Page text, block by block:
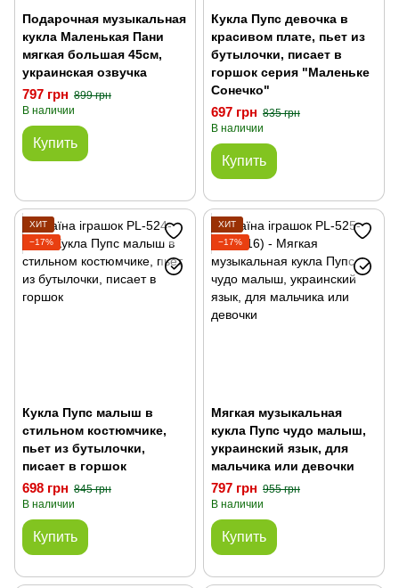
Подарочная музыкальная
кукла Маленькая Пани
мягкая большая 45см,
украинская озвучка
797 грн 899 грн
В наличии
Купить
Кукла Пупс девочка в
красивом плате, пьет из
бутылочки, писает в
горшок серия "Маленьке
Сонечко"
697 грн 835 грн
В наличии
Купить
ХИТ
−17%
Кукла Пупс малыш в
стильном костюмчике,
пьет из бутылочки,
писает в горшок
698 грн 845 грн
В наличии
Купить
ХИТ
−17%
Мягкая музыкальная
кукла Пупс чудо малыш,
украинский язык, для
мальчика или девочки
797 грн 955 грн
В наличии
Купить